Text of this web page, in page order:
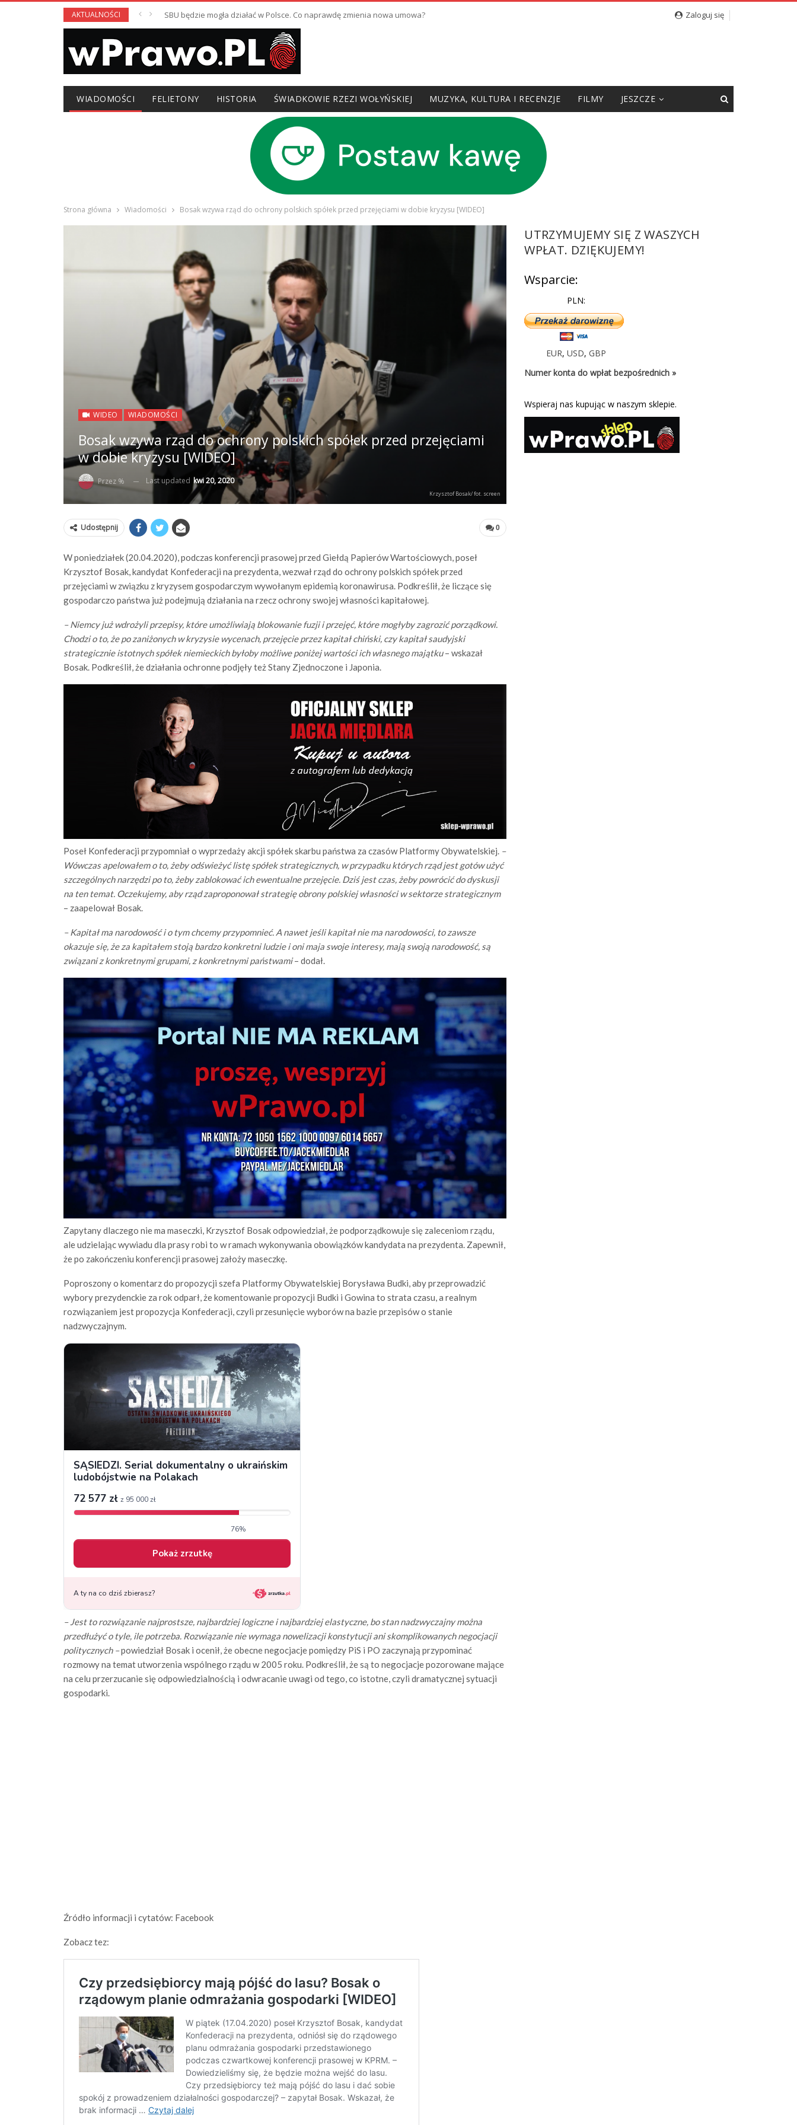
AKTUALNOŚCI SBU będzie mogła działać w Polsce. Co naprawdę zmienia nowa umowa? Zaloguj się
WIADOMOŚCI FELIETONY HISTORIA ŚWIADKOWIE RZEZI WOŁYŃSKIEJ MUZYKA, KULTURA I RECENZJE FILMY JESZCZE
Strona główna Wiadomości Bosak wzywa rząd do ochrony polskich spółek przed przejęciami w dobie kryzysu [WIDEO]
WIDEO WIADOMOŚCI
Bosak wzywa rząd do ochrony polskich spółek przed przejęciami
w dobie kryzysu [WIDEO]
Przez % Last updated kwi 20, 2020
Krzysztof Bosak/ fot. screen
0
Udostępnij
W poniedziałek (20.04.2020), podczas konferencji prasowej przed Giełdą Papierów Wartościowych, poseł
Krzysztof Bosak, kandydat Konfederacji na prezydenta, wezwał rząd do ochrony polskich spółek przed
przejęciami w związku z kryzysem gospodarczym wywołanym epidemią koronawirusa. Podkreślił, że liczące się
gospodarczo państwa już podejmują działania na rzecz ochrony swojej własności kapitałowej.
– Niemcy już wdrożyli przepisy, które umożliwiają blokowanie fuzji i przejęć, które mogłyby zagrozić porządkowi.
Chodzi o to, że po zaniżonych w kryzysie wycenach, przejęcie przez kapitał chiński, czy kapitał saudyjski
strategicznie istotnych spółek niemieckich byłoby możliwe poniżej wartości ich własnego majątku– wskazał
Bosak. Podkreślił, że działania ochronne podjęły też Stany Zjednoczone i Japonia.
Poseł Konfederacji przypomniał o wyprzedaży akcji spółek skarbu państwa za czasów Platformy Obywatelskiej. –
Wówczas apelowałem o to, żeby odświeżyć listę spółek strategicznych, w przypadku których rząd jest gotów użyć
szczególnych narzędzi po to, żeby zablokować ich ewentualne przejęcie. Dziś jest czas, żeby powrócić do dyskusji
na ten temat. Oczekujemy, aby rząd zaproponował strategię obrony polskiej własności w sektorze strategicznym
– zaapelował Bosak.
– Kapitał ma narodowość i o tym chcemy przypomnieć. A nawet jeśli kapitał nie ma narodowości, to zawsze
okazuje się, że za kapitałem stoją bardzo konkretni ludzie i oni maja swoje interesy, mają swoją narodowość, są
związani z konkretnymi grupami, z konkretnymi państwami– dodał.
Zapytany dlaczego nie ma maseczki, Krzysztof Bosak odpowiedział, że podporządkowuje się zaleceniom rządu,
ale udzielając wywiadu dla prasy robi to w ramach wykonywania obowiązków kandydata na prezydenta. Zapewnił,
że po zakończeniu konferencji prasowej założy maseczkę.
Poproszony o komentarz do propozycji szefa Platformy Obywatelskiej Borysława Budki, aby przeprowadzić
wybory prezydenckie za rok odparł, że komentowanie propozycji Budki i Gowina to strata czasu, a realnym
rozwiązaniem jest propozycja Konfederacji, czyli przesunięcie wyborów na bazie przepisów o stanie
nadzwyczajnym.
– Jest to rozwiązanie najprostsze, najbardziej logiczne i najbardziej elastyczne, bo stan nadzwyczajny można
przedłużyć o tyle, ile potrzeba. Rozwiązanie nie wymaga nowelizacji konstytucji ani skomplikowanych negocjacji
politycznych –powiedział Bosak i ocenił, że obecne negocjacje pomiędzy PiS i PO zaczynają przypominać
rozmowy na temat utworzenia wspólnego rządu w 2005 roku. Podkreślił, że są to negocjacje pozorowane mające
na celu przerzucanie się odpowiedzialnością i odwracanie uwagi od tego, co istotne, czyli dramatycznej sytuacji
gospodarki.
Źródło informacji i cytatów: Facebook
Zobacz tez:
UTRZYMUJEMY SIĘ Z WASZYCH
WPŁAT. DZIĘKUJEMY!
Wsparcie:
PLN:
EUR,USD,GBP
Numer konta do wpłat bezpośrednich »
Wspieraj nas kupując w naszym sklepie.